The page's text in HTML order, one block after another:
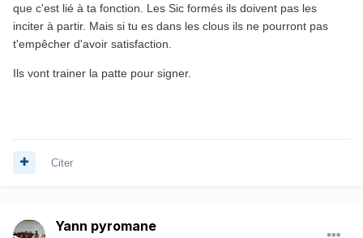
que c'est lié à ta fonction. Les Sic formés ils doivent pas les
inciter à partir. Mais si tu es dans les clous ils ne pourront pas
t'empêcher d'avoir satisfaction.
Ils vont trainer la patte pour signer.
Citer
Yann pyromane